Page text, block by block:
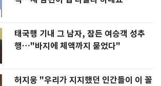
태국행 기내 그 남자, 잠든 여승객 성추
행…"바지에 체액까지 묻었다"
허지웅 "우리가 지지했던 인간들이 이 꼴